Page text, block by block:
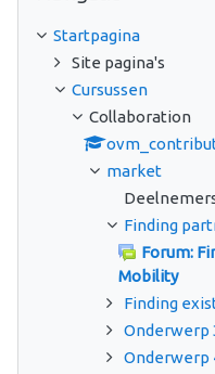
Startpagina
Site pagina's
Cursussen
Collaboration
market
Finding
Forum:
Mobility
Finding
Onderwerp
Onderwerp